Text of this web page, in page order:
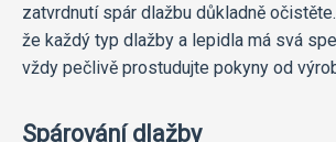
zatvrdnutí spár dlažbu důkladně
že každý typ dlažby a lepidla má svá
vždy pečlivě prostudujte pokyny od
Spárování dlažby